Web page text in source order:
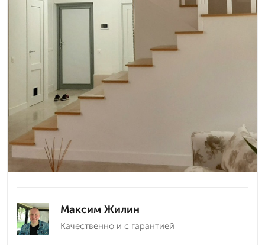
Максим Жилин
Качественно и с гарантией